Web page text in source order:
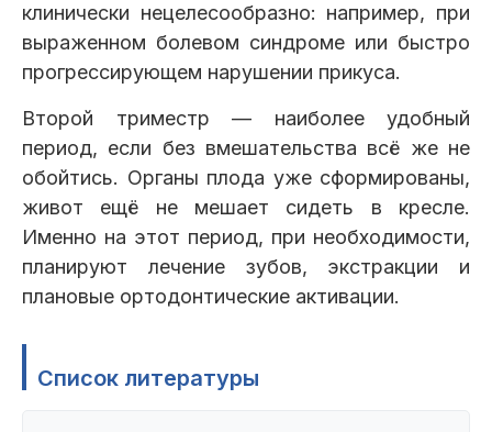
клинически нецелесообразно: например, при
выраженном болевом синдроме или быстро
прогрессирующем нарушении прикуса.
Второй триместр — наиболее удобный
период, если без вмешательства всё же не
обойтись. Органы плода уже сформированы,
живот ещё не мешает сидеть в кресле.
Именно на этот период, при необходимости,
планируют лечение зубов, экстракции и
плановые ортодонтические активации.
Список литературы